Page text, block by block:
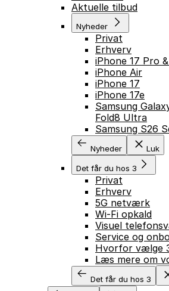
Aktuelle tilbud
Nyheder
Privat
Erhverv
iPhone 17 Pro
iPhone Air
iPhone 17
iPhone 17e
Samsung
Fold8 Ultra
Samsung S26
Nyheder Luk
Det får du hos 3
Privat
Erhverv
5G netværk
Wi-Fi opkald
Visuel
Service og
Hvorfor vælge
Læs mere om
Det får du hos 3